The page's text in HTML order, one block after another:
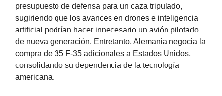
presupuesto de defensa para un caza tripulado,
sugiriendo que los avances en drones e inteligencia
artificial podrían hacer innecesario un avión pilotado
de nueva generación. Entretanto, Alemania negocia la
compra de 35 F-35 adicionales a Estados Unidos,
consolidando su dependencia de la tecnología
americana.